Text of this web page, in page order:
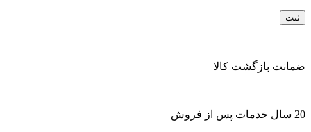
ضمانت بازگشت کالا
20 سال خدمات پس از فروش